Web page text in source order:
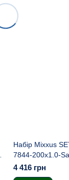
Набір Mixxus
7844-200x1.0-
(мийка +
диспенсер +
4 416 грн